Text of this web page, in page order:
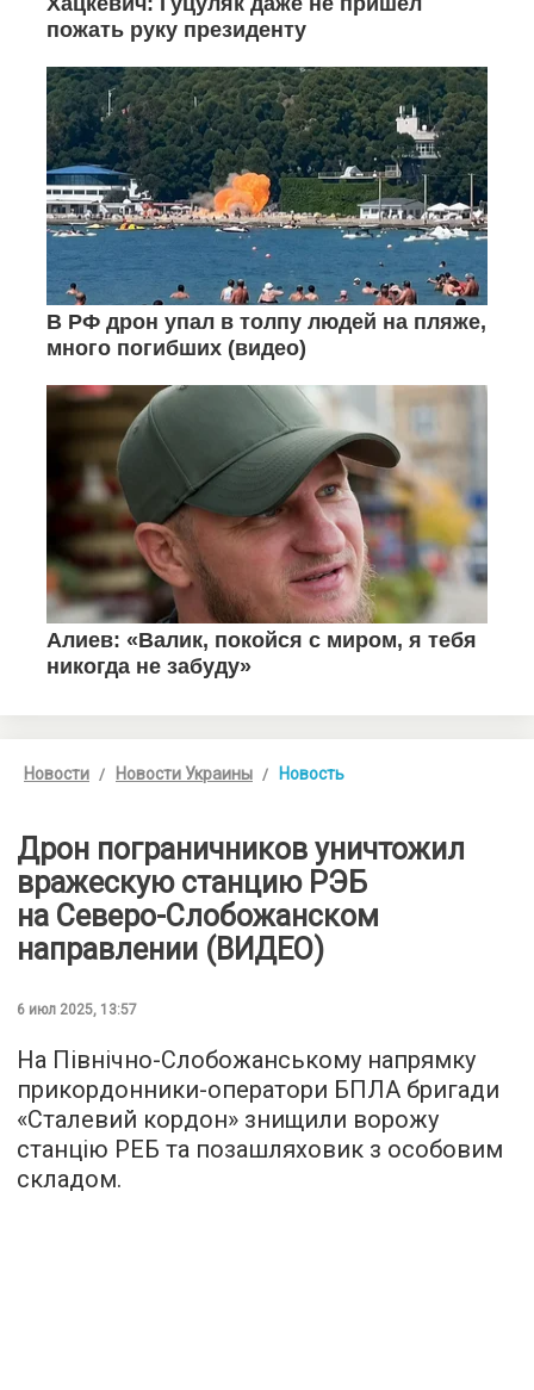
Новости Новости Украины Новость
Дрон пограничников уничтожил
вражескую станцию ​​РЭБ
на Северо-Слобожанском
направлении (ВИДЕО)
6 июл 2025, 13:57
На Північно-Слобожанському напрямку
прикордонники-оператори БПЛА бригади
«Сталевий кордон» знищили ворожу
станцію РЕБ та позашляховик з особовим
складом.